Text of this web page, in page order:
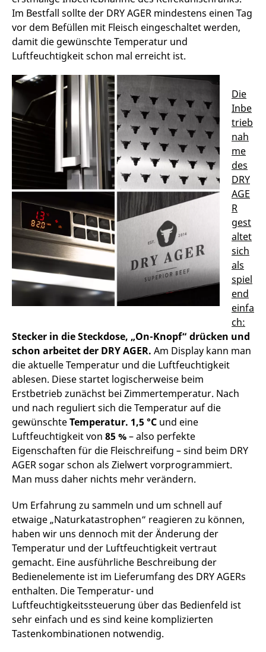
Im Bestfall sollte der DRY AGER mindestens einen Tag
vor dem Befüllen mit Fleisch eingeschaltet werden,
damit die gewünschte Temperatur und
Luftfeuchtigkeit schon mal erreicht ist.
Die
Inbe
trieb
nah
me
des
DRY
AGE
R
gest
altet
sich
als
spiel
end
einfa
ch:
Stecker in die Steckdose, „On-Knopf“ drücken und
schon arbeitet der DRY AGER. Am Display kann man
die aktuelle Temperatur und die Luftfeuchtigkeit
ablesen. Diese startet logischerweise beim
Erstbetrieb zunächst bei Zimmertemperatur. Nach
und nach reguliert sich die Temperatur auf die
gewünschteTemperatur. 1,5 °C und eine
Luftfeuchtigkeit von 85 %– also perfekte
Eigenschaften für die Fleischreifung – sind beim DRY
AGER sogar schon als Zielwert vorprogrammiert.
Man muss daher nichts mehr verändern.
Um Erfahrung zu sammeln und um schnell auf
etwaige „Naturkatastrophen“ reagieren zu können,
haben wir uns dennoch mit der Änderung der
Temperatur und der Luftfeuchtigkeit vertraut
gemacht. Eine ausführliche Beschreibung der
Bedienelemente ist im Lieferumfang des DRY AGERs
enthalten. Die Temperatur- und
Luftfeuchtigkeitssteuerung über das Bedienfeld ist
sehr einfach und es sind keine komplizierten
Tastenkombinationen notwendig.